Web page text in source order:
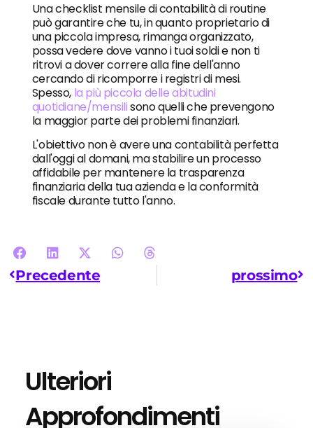
Una checklist mensile di contabilità di routine
può garantire che tu, in quanto proprietario di
una piccola impresa, rimanga organizzato,
possa vedere dove vanno i tuoi soldi e non ti
ritrovi a dover correre alla fine dell'anno
cercando di ricomporre i registri di mesi.
Spesso, la più piccola delle abitudini
quotidiane/mensilisono quelli che prevengono
la maggior parte dei problemi finanziari.
L'obiettivo non è avere una contabilità perfetta
dall'oggi al domani, ma stabilire un processo
affidabile per mantenere la trasparenza
finanziaria della tua azienda e la conformità
fiscale durante tutto l'anno.
Precedente prossimo
Ulteriori
Approfondimenti